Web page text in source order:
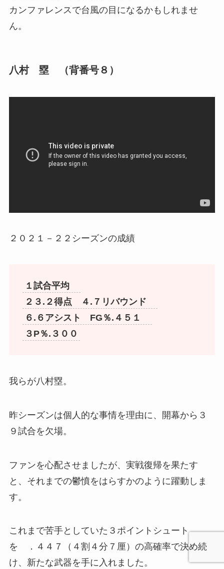
カンファレンスで台風の目になるかもしれませ
ん。
八村 塁 （背番号８）
２０２１－２２シーズンの成績
１試合平均
２３.２得点 ４.７リバウンド
６.６アシスト FG％.４５１
３P％.３００
我らが八村塁。
昨シーズンは個人的な事情を理由に、開幕から３
９試合を欠場。
ファンを心配させましたが、実戦復帰を果たす
と、それまでの鬱憤をはらすかのように躍動しま
す。
これまで苦手としていた３ポイントシュート
を ．４４７（４割４分７厘）の高確率で決め続
け、新たな武器を手に入れました。